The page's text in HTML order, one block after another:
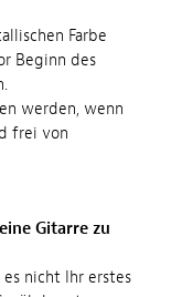
Farbe
Beginn des
werden, wenn
frei von
Gitarre zu
nicht Ihr erstes